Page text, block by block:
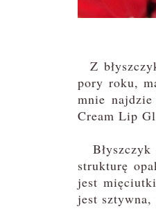
Z
pory roku,
mnie
Cream Lip
Błyszczyk
strukturę
jest
jest